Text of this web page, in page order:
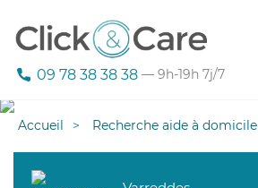
09 78 38 38 38 — 9h-19h 7j/7
Accueil Recherche aide à domicile